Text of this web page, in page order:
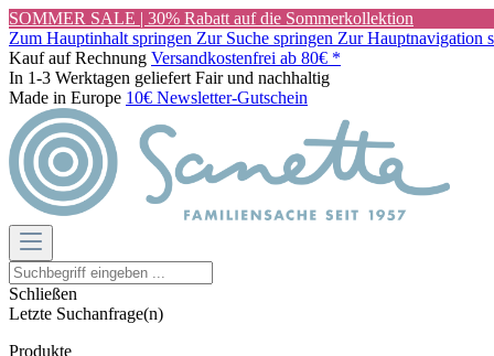
SOMMER SALE | 30% Rabatt auf die Sommerkollektion
Zum Hauptinhalt springen Zur Suche springen Zur Hauptnavigation
Kauf auf Rechnung Versandkostenfrei ab 80€ *
In 1-3 Werktagen geliefert Fair und nachhaltig
Made in Europe 10€ Newsletter-Gutschein
Schließen
Letzte Suchanfrage(n)
Produkte